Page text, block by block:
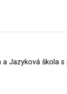
Jazyková škola